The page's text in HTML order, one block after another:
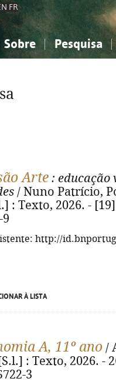
FR
Sobre Pesquisa
Ciências sociais...
Ciências sociais...
Arte : educação
/ Nuno Patrício,
: Texto, 2026. -
9
http://
À LISTA
A, 11º ano /
: Texto, 2026. -
3